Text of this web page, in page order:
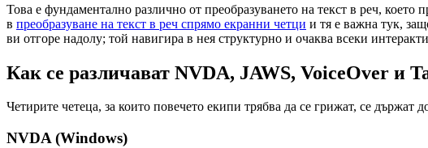
Това е фундаментално различно от преобразуването на текст в реч, което
в преобразуване на текст в реч спрямо екранни четци и тя е важна тук,
ви отгоре надолу; той навигира в нея структурно и очаква всеки
Как се различават NVDA, JAWS, VoiceOver и
Четирите четеца, за които повечето екипи трябва да се грижат, се
NVDA (Windows)